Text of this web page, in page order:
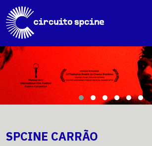
SPCINE CARRÃO